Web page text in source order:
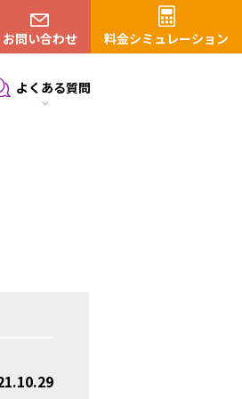
お問い合わせ 料金シミュレーション
よくある質問